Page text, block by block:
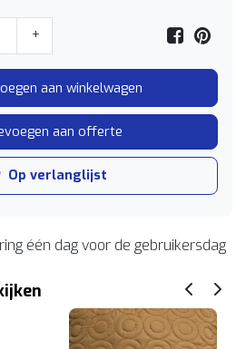
+
aan winkelwagen
aan offerte
Op verlanglijst
één dag voor de gebruikersdag